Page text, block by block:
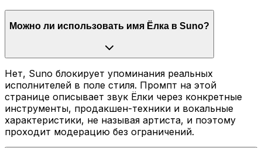
Можно ли использовать имя Ёлка в Suno?
Нет, Suno блокирует упоминания реальных
исполнителей в поле стиля. Промпт на этой
странице описывает звук Ёлки через конкретные
инструменты, продакшен-техники и вокальные
характеристики, не называя артиста, и поэтому
проходит модерацию без ограничений.